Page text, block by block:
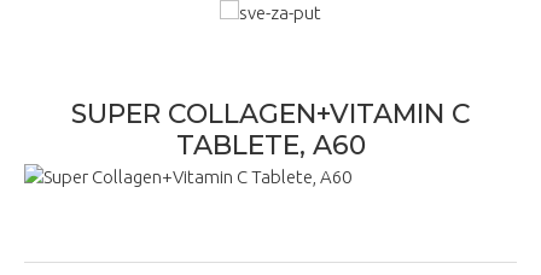
SUPER COLLAGEN+VITAMIN C
TABLETE, A60